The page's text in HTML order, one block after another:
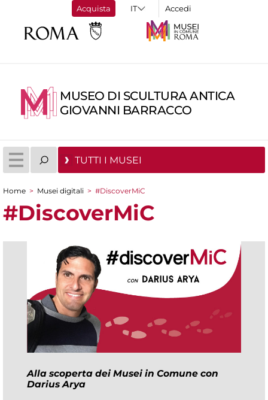
Acquista Accedi
MUSEO DI SCULTURA ANTICA
GIOVANNI BARRACCO
TUTTI I MUSEI
Tu sei qui
Home > Musei digitali > #DiscoverMiC
#DiscoverMiC
Alla scoperta dei Musei in Comune con
Darius Arya